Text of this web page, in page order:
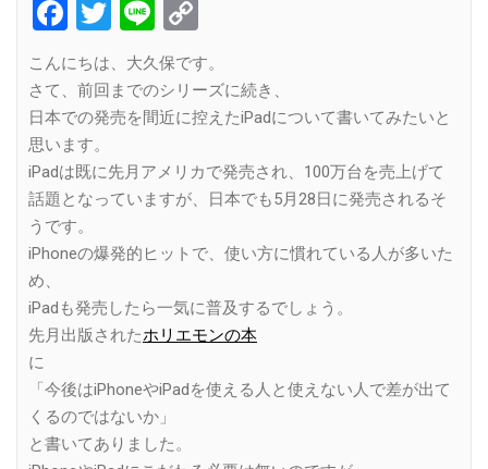
Facebook
Twitter
Line
Link
こんにちは、大久保です。
さて、前回までのシリーズに続き、
日本での発売を間近に控えたiPadについて書いてみたいと
思います。
iPadは既に先月アメリカで発売され、100万台を売上げて
話題となっていますが、日本でも5月28日に発売されるそ
うです。
iPhoneの爆発的ヒットで、使い方に慣れている人が多いた
め、
iPadも発売したら一気に普及するでしょう。
先月出版されたホリエモンの本
に
「今後はiPhoneやiPadを使える人と使えない人で差が出て
くるのではないか」
と書いてありました。